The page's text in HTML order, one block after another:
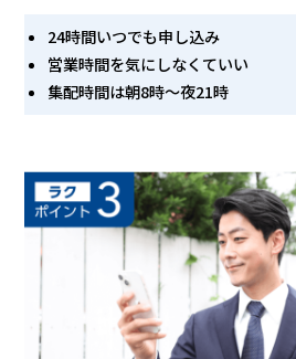
24時間いつでも申し込み
営業時間を気にしなくていい
集配時間は朝8時〜夜21時